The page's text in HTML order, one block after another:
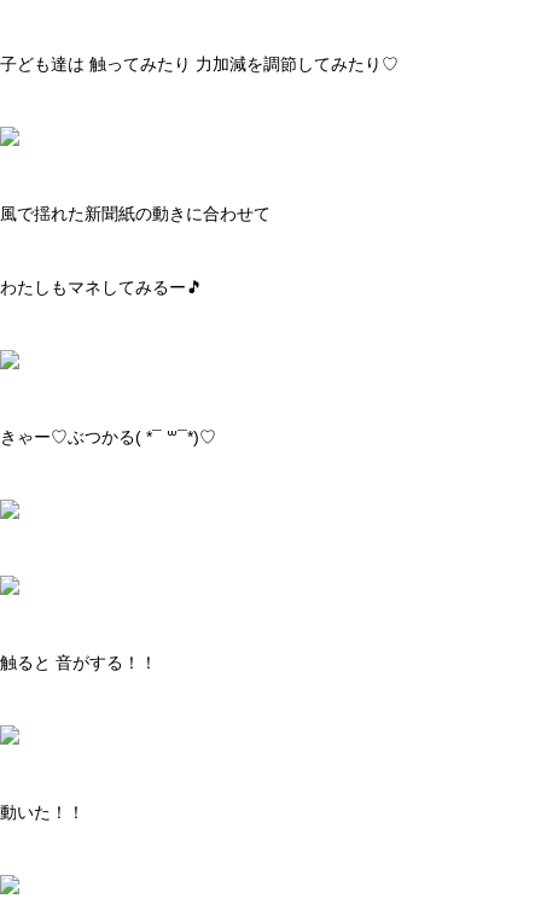
子ども達は 触ってみたり 力加減を調節してみたり♡
風で揺れた新聞紙の動きに合わせて
わたしもマネしてみるー🎵
きゃー♡ぶつかる( *¯ ꒳¯*)♡
触ると 音がする！！
動いた！！